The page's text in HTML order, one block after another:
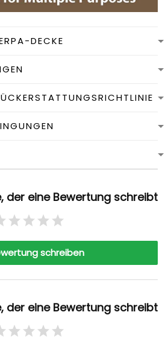
DECKE
der eine Bewertung schreibt
schreiben
der eine Bewertung schreibt